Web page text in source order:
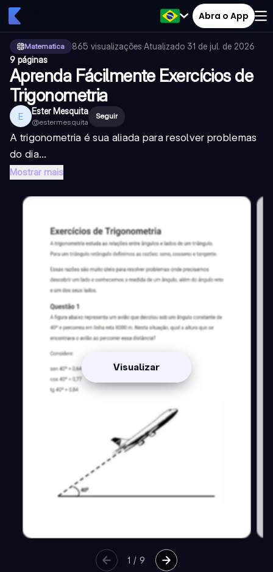
Abra o App
Matematica 865 visualizações·Atualizado 31 de jul. de 2026·
9 páginas
Aprenda Fácilmente Exercícios de
Trigonometria
E Ester Mesquita
@estermesquita
Seguir
A trigonometria é sua aliada para resolver problemas
do dia...
Mostrar mais
Visualizar
1 /9